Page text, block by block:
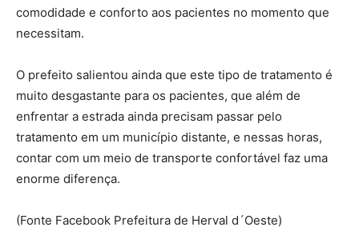
comodidade e conforto aos pacientes no momento que
necessitam.
O prefeito salientou ainda que este tipo de tratamento é
muito desgastante para os pacientes, que além de
enfrentar a estrada ainda precisam passar pelo
tratamento em um município distante, e nessas horas,
contar com um meio de transporte confortável faz uma
enorme diferença.
(Fonte Facebook Prefeitura de Herval d´Oeste)